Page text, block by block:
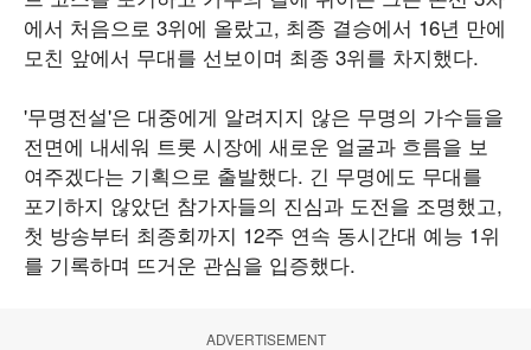
에서 처음으로 3위에 올랐고, 최종 결승에서 16년 만에
모친 앞에서 무대를 선보이며 최종 3위를 차지했다.
'무명전설'은 대중에게 알려지지 않은 무명의 가수들을
전면에 내세워 트롯 시장에 새로운 얼굴과 흐름을 보
여주겠다는 기획으로 출발했다. 긴 무명에도 무대를
포기하지 않았던 참가자들의 진심과 도전을 조명했고,
첫 방송부터 최종회까지 12주 연속 동시간대 예능 1위
를 기록하며 뜨거운 관심을 입증했다.
ADVERTISEMENT